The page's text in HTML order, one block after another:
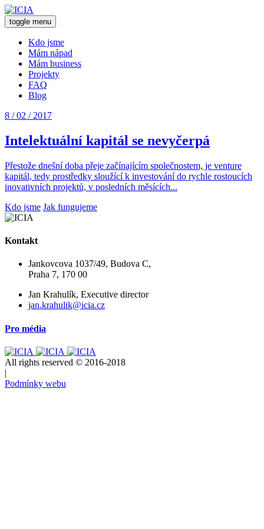
toggle menu
Kdo jsme
Mám nápad
Mám business
Projekty
FAQ
Blog
8 / 02 / 2017
Intelektuální kapitál se nevyčerpá
Přestože dnešní doba přeje začínajícím společnostem, je venture
kapitál, tedy prostředky sloužící k investování do rychle rostoucích
inovativních projektů, v posledních měsících...
Kdo jsme Jak fungujeme
Kontakt
Jankovcova 1037/49, Budova C,
Praha 7, 170 00
Jan Krahulík, Executive director
jan.krahulik@icia.cz
Pro média
All rights reserved © 2016-2018
|
Podmínky webu